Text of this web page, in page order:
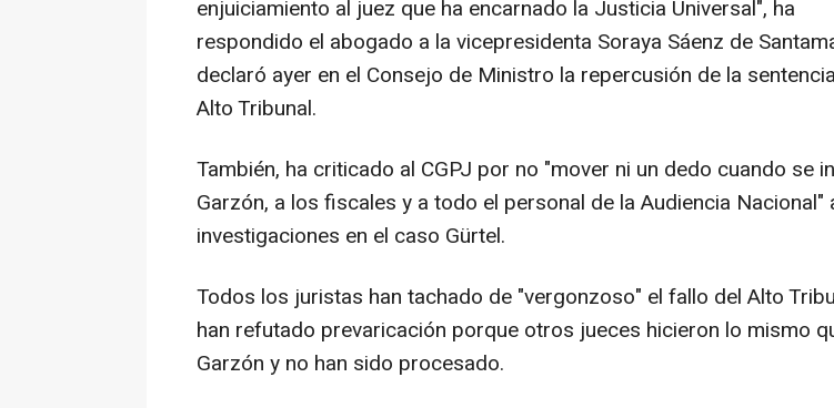
enjuiciamiento al juez que ha encarnado la Justicia Universal", ha
respondido el abogado a la vicepresidenta Soraya Sáenz de
declaró ayer en el Consejo de Ministro la repercusión de la
Alto Tribunal.
También, ha criticado al CGPJ por no "mover ni un dedo cuando se
Garzón, a los fiscales y a todo el personal de la Audiencia Nacional"
investigaciones en el caso Gürtel.
Todos los juristas han tachado de "vergonzoso" el fallo del Alto
han refutado prevaricación porque otros jueces hicieron lo mismo
Garzón y no han sido procesado.